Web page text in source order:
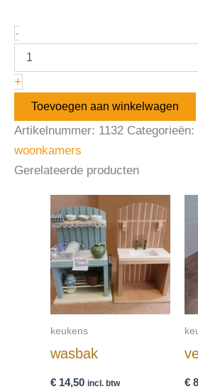
-
+
Toevoegen aan winkelwagen
Artikelnummer: 1132 Categorieën:
woonkamers
Gerelateerde producten
keukens
wasbak
€ 14,50 incl. btw €